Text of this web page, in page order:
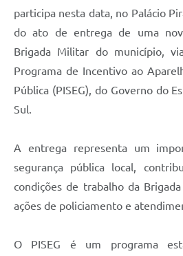
participa nesta data, no Palácio
do ato de entrega de uma
Brigada Militar do município,
Programa de Incentivo ao
Pública (PISEG), do Governo do
Sul.
A entrega representa um
segurança pública local,
condições de trabalho da
ações de policiamento e
O PISEG é um programa